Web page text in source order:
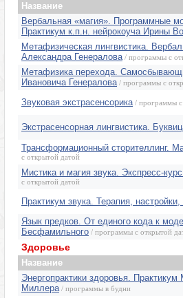
Название
Вербальная «магия». Программные
Практикум к.п.н. нейрокоуча Ирины
Метафизическая лингвистика.
Александра Генералова / программы с
Метафизика перехода.
Ивановича Генералова / программы с
Звуковая экстрасенсорика / программы
Экстрасенсорная лингвистика.
Трансформационный сторителлинг.
с открытой датой
Мистика и магия звука. Экспресс-
с открытой датой
Практикум звука. Терапия,
Язык предков. От единого кода к
Бесфамильного / программы с открытой
Здоровье
Название
Энергопрактики здоровья.
Миллера / программы в будни